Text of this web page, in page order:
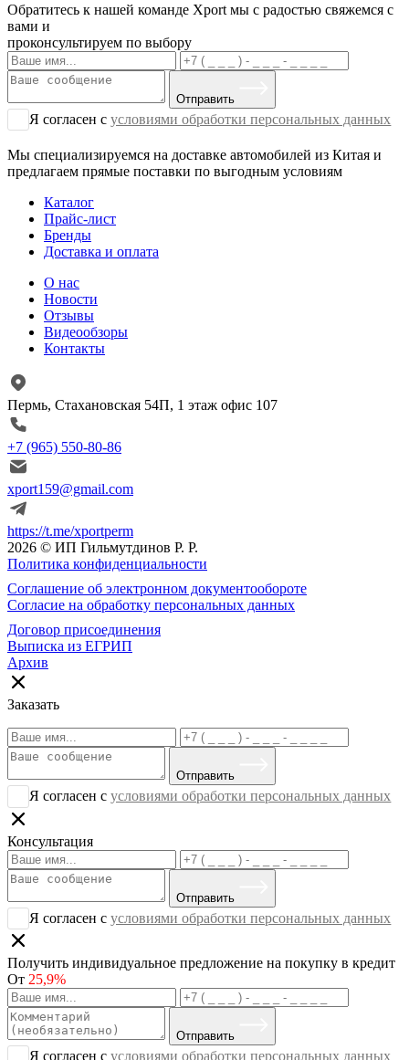
Обратитесь к нашей команде Xport мы с радостью свяжемся с
вами и
проконсультируем по выбору
Отправить
Я согласен сусловиями обработки персональных данных
Мы специализируемся на доставке автомобилей из Китая и
предлагаем прямые поставки по выгодным условиям
Каталог
Прайс-лист
Бренды
Доставка и оплата
О нас
Новости
Отзывы
Видеообзоры
Контакты
Пермь, Стахановская 54П, 1 этаж офис 107
+7 (965) 550-80-86
xport159@gmail.com
https://t.me/xportperm
2026 © ИП Гильмутдинов Р. Р.
Политика конфиденциальности
Соглашение об электронном документообороте
Согласие на обработку персональных данных
Договор присоединения
Выписка из ЕГРИП
Архив
Заказать
Отправить
Я согласен сусловиями обработки персональных данных
Консультация
Отправить
Я согласен сусловиями обработки персональных данных
Получить индивидуальное предложение на покупку в кредит
От 25,9%
Отправить
Я согласен сусловиями обработки персональных данных